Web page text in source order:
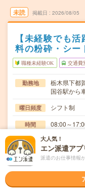
未読 掲載日 2026/08/05
【未経験でも
料の粉砕・シ
職種未経験OK 交通費
勤務地
栃木県下都
国谷駅から
曜日頻度 シフト制
時間 08:00～
期間 長期でお仕
時給 時給1400円
交通費
交通費規定
大人気！
エン派遣アプ
派遣のお仕事情報